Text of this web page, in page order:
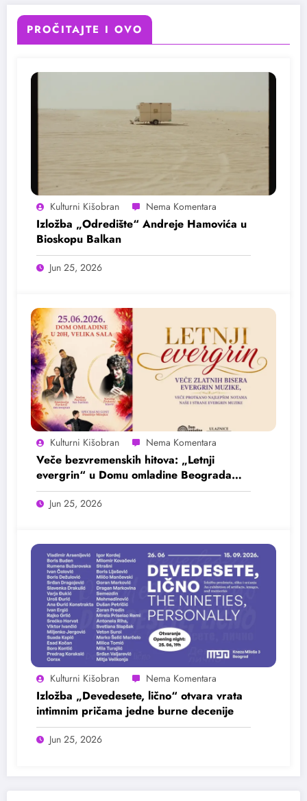
PROČITAJTE I OVO
Kulturni Kišobran
Izložba „Odredište“ Andreje Hamovića u
Bioskopu Balkan
Jun 25, 2026
Kulturni Kišobran
Veče bezvremenskih hitova: „Letnji
evergrin“ u Domu omladine Beograda
25. juna
Jun 25, 2026
Kulturni Kišobran
Izložba „Devedesete, lično“ otvara vrata
intimnim pričama jedne burne decenije
Jun 25, 2026